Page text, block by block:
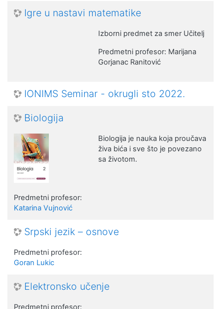
Igre u nastavi matematike
Izborni predmet za smer Učitelj
Predmetni profesor: Marijana
Gorjanac Ranitović
IONIMS Seminar - okrugli sto 2022.
Biologija
Biologija je nauka koja proučava
živa bića i sve što je povezano
sa životom.
Predmetni profesor:
Katarina Vujnović
Srpski jezik – osnove
Predmetni profesor:
Goran Lukic
Elektronsko učenje
Predmetni profesor: